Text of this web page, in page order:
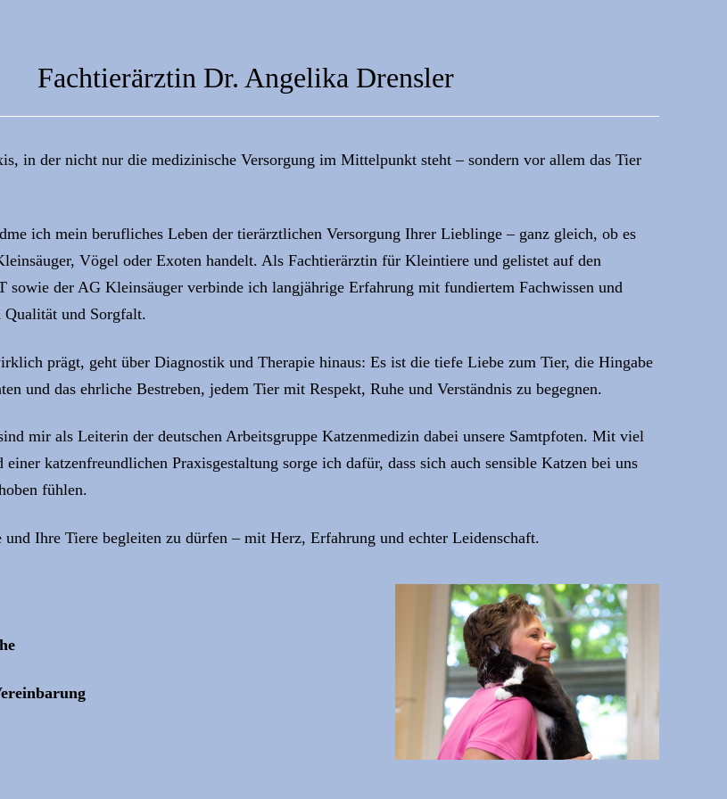
Fachtierärztin Dr. Angelika Drensler
in der nicht nur die medizinische Versorgung im Mittelpunkt steht – sondern vor allem das Tier
ich mein berufliches Leben der tierärztlichen Versorgung Ihrer Lieblinge – ganz gleich, ob es
Vögel oder Exoten handelt. Als Fachtierärztin für Kleintiere und gelistet auf den
sowie der AG Kleinsäuger verbinde ich langjährige Erfahrung mit fundiertem Fachwissen und
Qualität und Sorgfalt.
prägt, geht über Diagnostik und Therapie hinaus: Es ist die tiefe Liebe zum Tier, die Hingabe
und das ehrliche Bestreben, jedem Tier mit Respekt, Ruhe und Verständnis zu begegnen.
mir als Leiterin der deutschen Arbeitsgruppe Katzenmedizin dabei unsere Samtpfoten. Mit viel
katzenfreundlichen Praxisgestaltung sorge ich dafür, dass sich auch sensible Katzen bei uns
fühlen.
Ihre Tiere begleiten zu dürfen – mit Herz, Erfahrung und echter Leidenschaft.